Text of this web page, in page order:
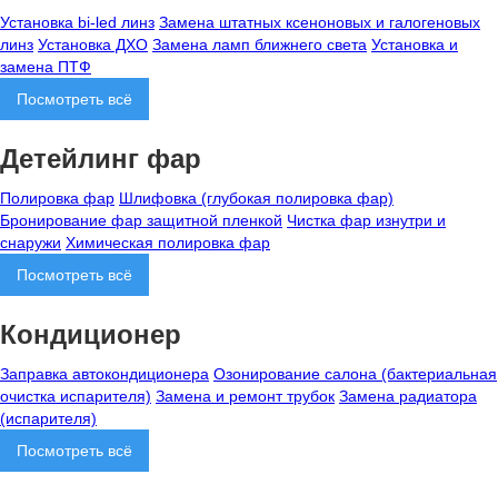
Установка bi-led линз Замена штатных ксеноновых и галогеновых
линз Установка ДХО Замена ламп ближнего света Установка и
замена ПТФ
Посмотреть всё
Детейлинг фар
Полировка фар Шлифовка (глубокая полировка фар)
Бронирование фар защитной пленкой Чистка фар изнутри и
снаружи Химическая полировка фар
Посмотреть всё
Кондиционер
Заправка автокондиционера Озонирование салона (бактериальная
очистка испарителя) Замена и ремонт трубок Замена радиатора
(испарителя)
Посмотреть всё